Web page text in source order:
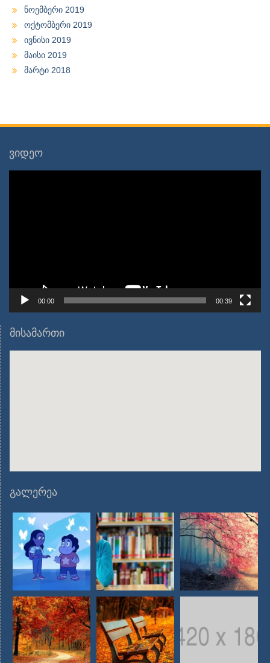
ნოემბერი 2019
ოქტომბერი 2019
ივნისი 2019
მაისი 2019
მარტი 2018
ვიდეო
00:00 00:39
მისამართი
გალერეა